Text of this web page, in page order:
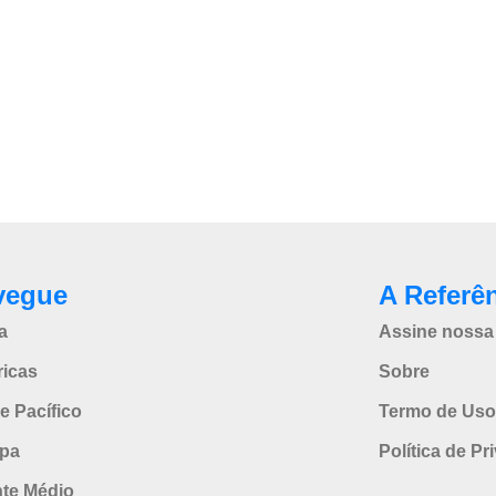
Pacífico
Médio
A
Assine
Sobre
Termo de Uso
Política de